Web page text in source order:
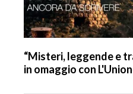
“Misteri, leggende e
in omaggio con